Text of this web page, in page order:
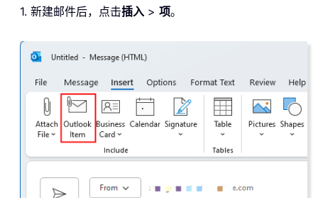
1. 新建邮件后，点击插入 > 项。